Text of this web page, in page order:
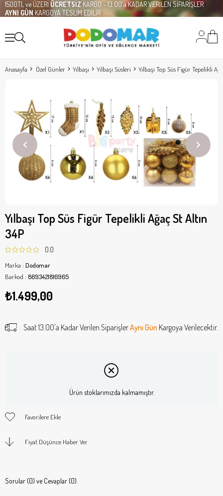
1500TL ve ÜZERİ ÜCRETSİZ KARGO - 13:00'a KADAR VERİLEN SİPARİŞLER
AYNI GÜN KARGOYA TESLİM EDİLİR
Anasayfa Özel Günler Yılbaşı Yılbaşı Süsleri Yılbaşı Top Süs Figür Tepelikli
Yılbaşı Top Süs Figür Tepelikli Ağaç St Altın
34P
0.0
Marka : Dodomar
Barkod : 8693421816965
₺1.499,00
Saat 13.00'a Kadar Verilen SiparişlerAynı Gün Kargoya Verilecektir.
Ürün stoklarımızda kalmamıştır.
Favorilere Ekle
Fiyat Düşünce Haber Ver
Sorular (0) ve Cevaplar (0)